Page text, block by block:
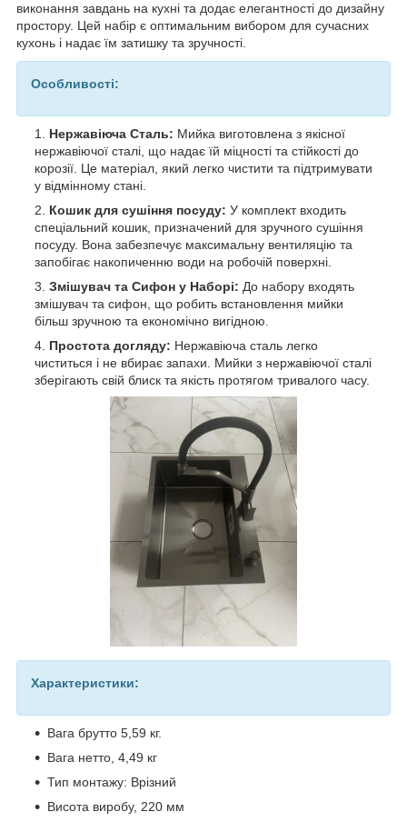
виконання завдань на кухні та додає елегантності до дизайну
простору. Цей набір є оптимальним вибором для сучасних
кухонь і надає їм затишку та зручності.
Особливості:
Нержавіюча Сталь: Мийка виготовлена з якісної
нержавіючої сталі, що надає їй міцності та стійкості до
корозії. Це матеріал, який легко чистити та підтримувати
у відмінному стані.
Кошик для сушіння посуду: У комплект входить
спеціальний кошик, призначений для зручного сушіння
посуду. Вона забезпечує максимальну вентиляцію та
запобігає накопиченню води на робочій поверхні.
Змішувач та Сифон у Наборі: До набору входять
змішувач та сифон, що робить встановлення мийки
більш зручною та економічно вигідною.
Простота догляду: Нержавіюча сталь легко
чиститься і не вбирає запахи. Мийки з нержавіючої сталі
зберігають свій блиск та якість протягом тривалого часу.
Характеристики:
Вага брутто 5,59 кг.
Вага нетто, 4,49 кг
Тип монтажу: Врізний
Висота виробу, 220 мм